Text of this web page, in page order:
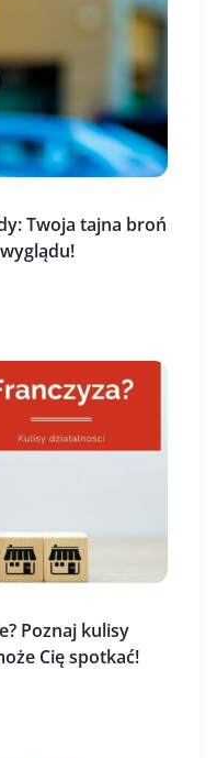
Twoja tajna broń
Poznaj kulisy
Cię spotkać!